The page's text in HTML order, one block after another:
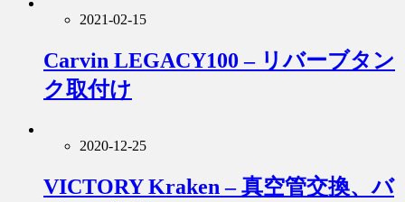
2021-02-15
Carvin LEGACY100 – リバーブタン
ク取付け
2020-12-25
VICTORY Kraken – 真空管交換、バ